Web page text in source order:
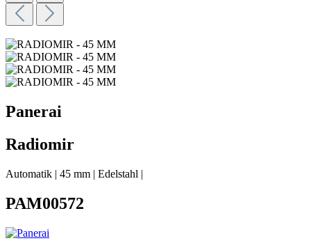
Panerai
Radiomir
Automatik | 45 mm | Edelstahl |
PAM00572